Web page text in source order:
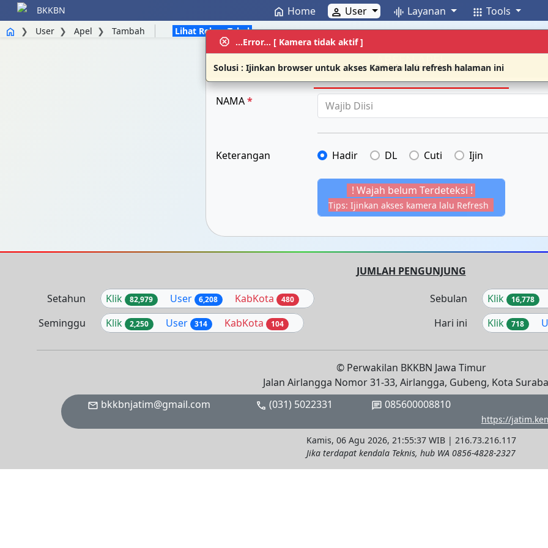
BKKBN home Home person User graphic_eq Layanan apps Tools
home
User Apel Tambah Lihat Rekap Tabel
NAMA* Wajib Diisi
Keterangan Hadir DL Cuti Ijin
! Wajah belum Terdeteksi !
Tips: Ijinkan akses kamera lalu Refresh
JUMLAH PENGUNJUNG
Setahun Klik 82,979 User 6,208 KabKota 480 Sebulan Klik 16,778
Seminggu Klik 2,250 User 314 KabKota 104 Hari ini Klik 718
© Perwakilan BKKBN Jawa Timur
Jalan Airlangga Nomor 31-33, Airlangga, Gubeng, Kota
mail bkkbnjatim@gmail.com phone (031) 5022331 chat 085600008810
https://
Kamis, 06 Agu 2026, 21:55:37 WIB | 216.73.216.117
Jika terdapat kendala Teknis, hub WA 0856-4828-2327
dangerous ...Error... [ GPS tidak aktif ]
Solusi : Ijinkan browser untuk akses GPS lalu refresh halaman ini
dangerous ...Error... [ Kamera tidak aktif ]
Solusi : Ijinkan browser untuk akses Kamera lalu refresh halaman ini